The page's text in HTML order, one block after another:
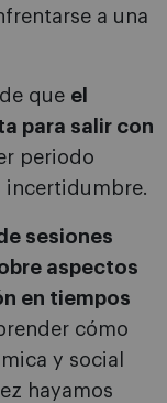
a una
que el
para salir con
periodo
incertidumbre.
sesiones
aspectos
en tiempos
cómo
y social
hayamos